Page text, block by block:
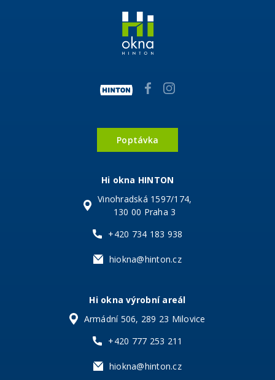
Poptávka
Hi okna HINTON
Vinohradská 1597/174,
130 00 Praha 3
+420 734 183 938
hiokna@hinton.cz
Hi okna výrobní areál
Armádní 506, 289 23 Milovice
+420 777 253 211
hiokna@hinton.cz